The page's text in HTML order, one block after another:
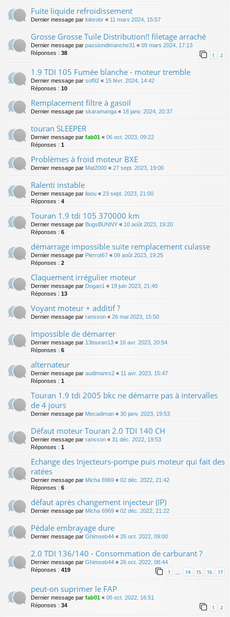
Fuite liquide refroidissement
Dernier message par lolorobr « 11 mars 2024, 15:57
Grosse Grosse Tuile Distribution!! filetage arraché
Dernier message par passiondimanche31 « 09 mars 2024, 17:13
Réponses : 38 1 2
1.9 TDI 105 Fumée blanche - moteur tremble
Dernier message par sof92 « 15 févr. 2024, 14:42
Réponses : 10
Remplacement filtre à gasoil
Dernier message par skaramanga « 18 janv. 2024, 20:37
touran SLEEPER
Dernier message par fab01 « 06 oct. 2023, 09:22
Réponses : 1
Problèmes à froid moteur BXE
Dernier message par Mat2000 « 27 sept. 2023, 19:00
Ralenti instable
Dernier message par ilaou « 23 sept. 2023, 21:00
Réponses : 4
Touran 1.9 tdi 105 370000 km
Dernier message par BugsBUNNY « 10 août 2023, 19:20
Réponses : 6
démarrage impossible suite remplacement culasse
Dernier message par Pierrot67 « 09 août 2023, 19:25
Réponses : 2
Claquement irrégulier moteur
Dernier message par Dogan1 « 19 juin 2023, 21:40
Réponses : 13
Voyant moteur + additif ?
Dernier message par ransson « 26 mai 2023, 15:50
Impossible de démarrer
Dernier message par 13touran13 « 16 avr. 2023, 20:54
Réponses : 6
alternateur
Dernier message par audimanrs2 « 11 avr. 2023, 15:47
Réponses : 1
Touran 1.9 tdi 2005 bkc ne démarre pas à intervalles
de 4 jours
Dernier message par Mecadiman « 30 janv. 2023, 19:53
Défaut moteur Touran 2.0 TDI 140 CH
Dernier message par ransson « 31 déc. 2022, 19:53
Réponses : 1
Echange des Injecteurs-pompe puis moteur qui fait des
ratées
Dernier message par Micha 6969 « 02 déc. 2022, 21:42
Réponses : 6
défaut après changement injecteur (IP)
Dernier message par Micha 6969 « 02 déc. 2022, 21:22
Pédale embrayage dure
Dernier message par Ghimseb44 « 26 oct. 2022, 09:00
2.0 TDI 136/140 - Consommation de carburant ?
Dernier message par Ghimseb44 « 26 oct. 2022, 08:44
Réponses : 419 1 14 15 16 17
peut-on suprimer le FAP
Dernier message par fab01 « 06 oct. 2022, 16:51
Réponses : 34 1 2